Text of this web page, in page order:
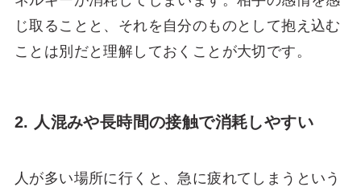
じ取ることと、それを自分のものとして抱え込む
ことは別だと理解しておくことが大切です。
2. 人混みや長時間の接触で消耗しやすい
人が多い場所に行くと、急に疲れてしまうという